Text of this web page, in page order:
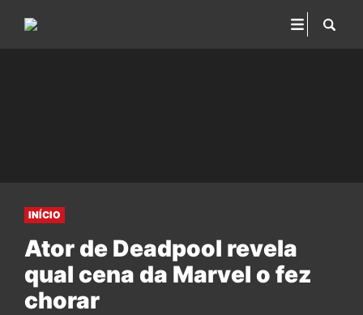
INÍCIO
Ator de Deadpool revela
qual cena da Marvel o fez
chorar